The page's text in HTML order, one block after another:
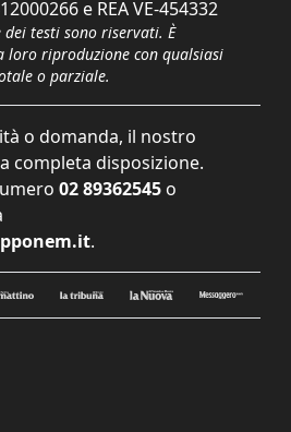
e REA VE-454332
testi sono riservati. È
loro riproduzione con qualsiasi
o parziale.
o domanda, il nostro
completa disposizione.
02 89362545 o
.